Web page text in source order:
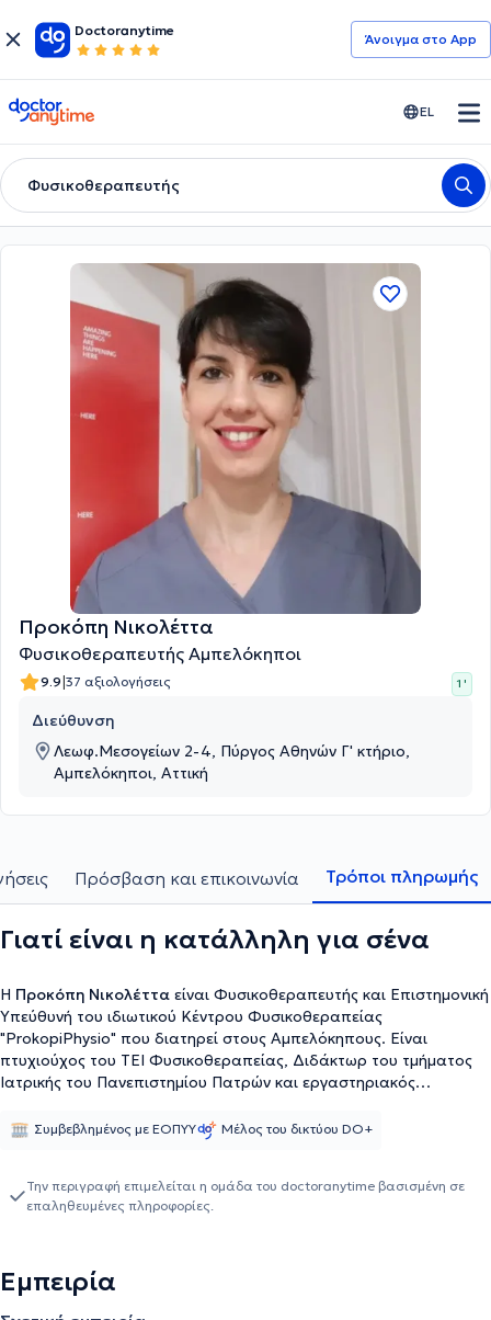
Doctoranytime
Άνοιγμα στο App
doctoranytime EL
Φυσικοθεραπευτής
Προκόπη Νικολέττα
Φυσικοθεραπευτής Αμπελόκηποι
9.9|37 αξιολογήσεις 1 '
Διεύθυνση
Λεωφ.Μεσογείων 2-4, Πύργος Αθηνών Γ' κτήριο,
Αμπελόκηποι, Αττική
Πρόσβαση και επικοινωνία Τρόποι πληρωμής
Γιατί είναι η κατάλληλη για σένα
Η Προκόπη Νικολέττα είναι Φυσικοθεραπευτής και Επιστημονική
Υπεύθυνή του ιδιωτικού Κέντρου Φυσικοθεραπείας
"ProkopiPhysio" που διατηρεί στους Αμπελόκηπους. Είναι
πτυχιούχος του ΤΕΙ Φυσικοθεραπείας, Διδάκτωρ του τμήματος
Ιατρικής του Πανεπιστημίου Πατρών και εργαστηριακός
Δυτικής Ελλάδας. Έχει λάβει μετεκπαίδευση πάνω στη
εδάφους. Επίσης, έχει εξειδικευτεί με τους πλέον σύγχρονους
τρόπους στην αποκατάσταση παθήσεων της σπονδυλικής
κινητοποίηση (Barral technique, Grenoble, France). Αποτελεί μέλος
των European Parkinson Disease Association (EPDA) καθώς και
Συμβεβλημένος με ΕΟΠΥΥ Μέλος του δικτύου DO+
Την περιγραφή επιμελείται η ομάδα του doctoranytime βασισμένη σε
επαληθευμένες πληροφορίες.
Εμπειρία